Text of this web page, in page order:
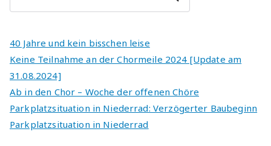
n
ti
v
e
:
40 Jahre und kein bisschen leise
Keine Teilnahme an der Chormeile 2024 [Update am
31.08.2024]
Ab in den Chor – Woche der offenen Chöre
Parkplatzsituation in Niederrad: Verzögerter Baubeginn
Parkplatzsituation in Niederrad